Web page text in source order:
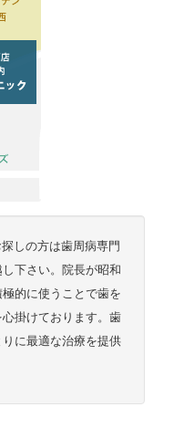
しの方は歯周病専門
下さい。院長が昭和
的に使うことで歯を
掛けております。歯
に最適な治療を提供